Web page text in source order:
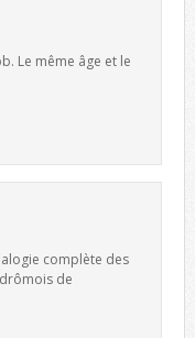
Le même âge et le
complète des
de